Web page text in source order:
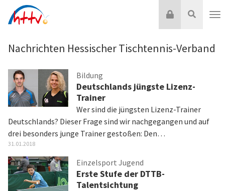
Inhalt
Suche
Login
Nachrichten Hessischer Tischtennis-Verband
Bildung
Deutschlands jüngste Lizenz-
Trainer
Wer sind die jüngsten Lizenz-Trainer
Deutschlands? Dieser Frage sind wir nachgegangen und auf
drei besonders junge Trainer gestoßen: Den…
31.01.2018
Einzelsport Jugend
Erste Stufe der DTTB-
Talentsichtung